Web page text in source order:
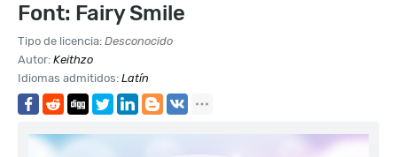
Font: Fairy Smile
Tipo de licencia: Desconocido
Autor: Keithzo
Idiomas admitidos: Latín